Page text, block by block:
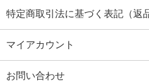
特定商取引法に基づく表記（返
マイアカウント
お問い合わせ